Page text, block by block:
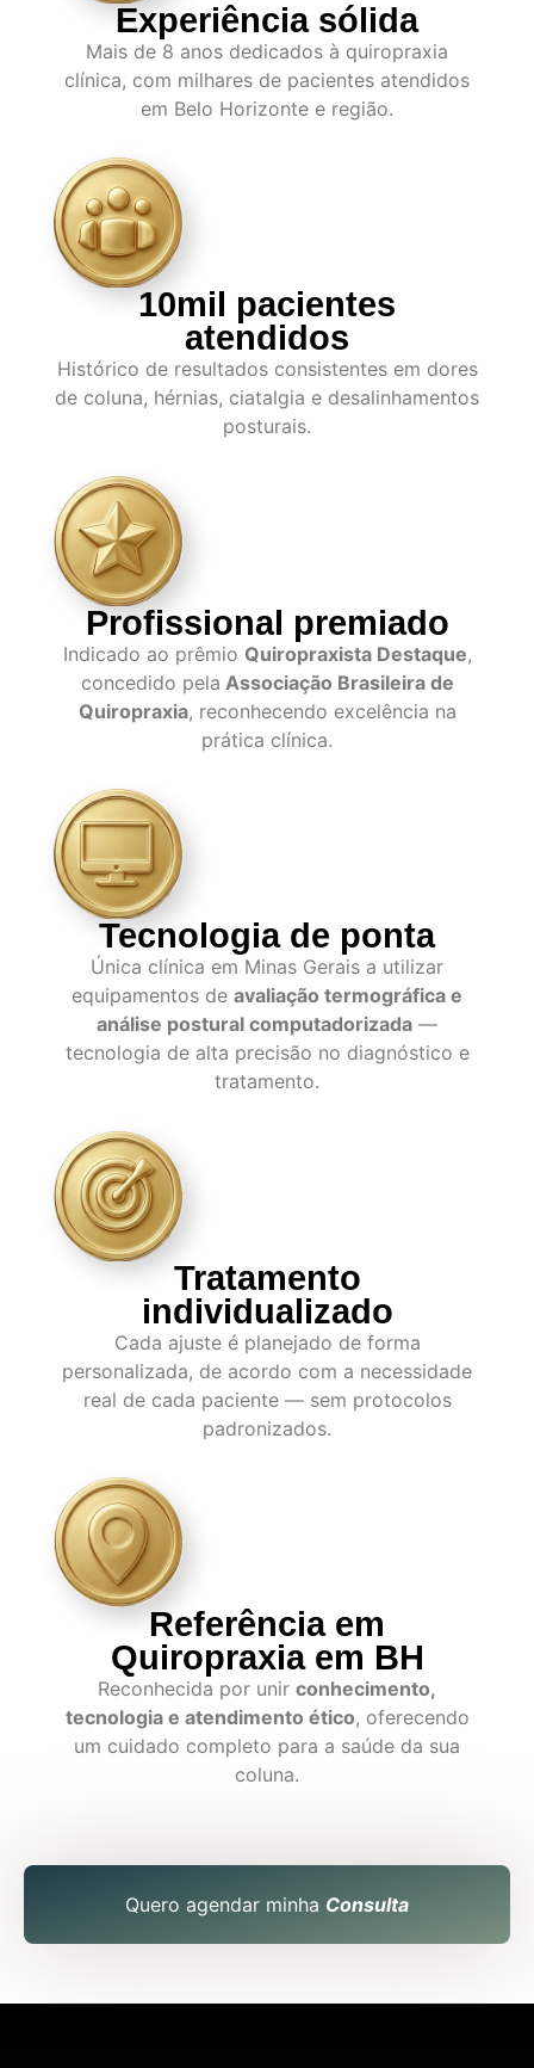
Experiência sólida
Mais de 8 anos dedicados à quiropraxia
clínica, com milhares de pacientes atendidos
em Belo Horizonte e região.
10mil pacientes
atendidos
Histórico de resultados consistentes em dores
de coluna, hérnias, ciatalgia e desalinhamentos
posturais.
Profissional premiado
Indicado ao prêmio Quiropraxista Destaque,
concedido pela Associação Brasileira de
Quiropraxia, reconhecendo excelência na
prática clínica.
Tecnologia de ponta
Única clínica em Minas Gerais a utilizar
equipamentos de avaliação termográfica e
análise postural computadorizada —
tecnologia de alta precisão no diagnóstico e
tratamento.
Tratamento
individualizado
Cada ajuste é planejado de forma
personalizada, de acordo com a necessidade
real de cada paciente — sem protocolos
padronizados.
Referência em
Quiropraxia em BH
Reconhecida por unir conhecimento,
tecnologia e atendimento ético, oferecendo
um cuidado completo para a saúde da sua
coluna.
Quero agendar minha Consulta